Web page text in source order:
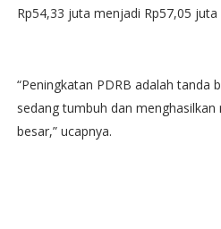
Rp54,33 juta menjadi Rp57,05 juta
“Peningkatan PDRB adalah tanda
sedang tumbuh dan
besar,” ucapnya.